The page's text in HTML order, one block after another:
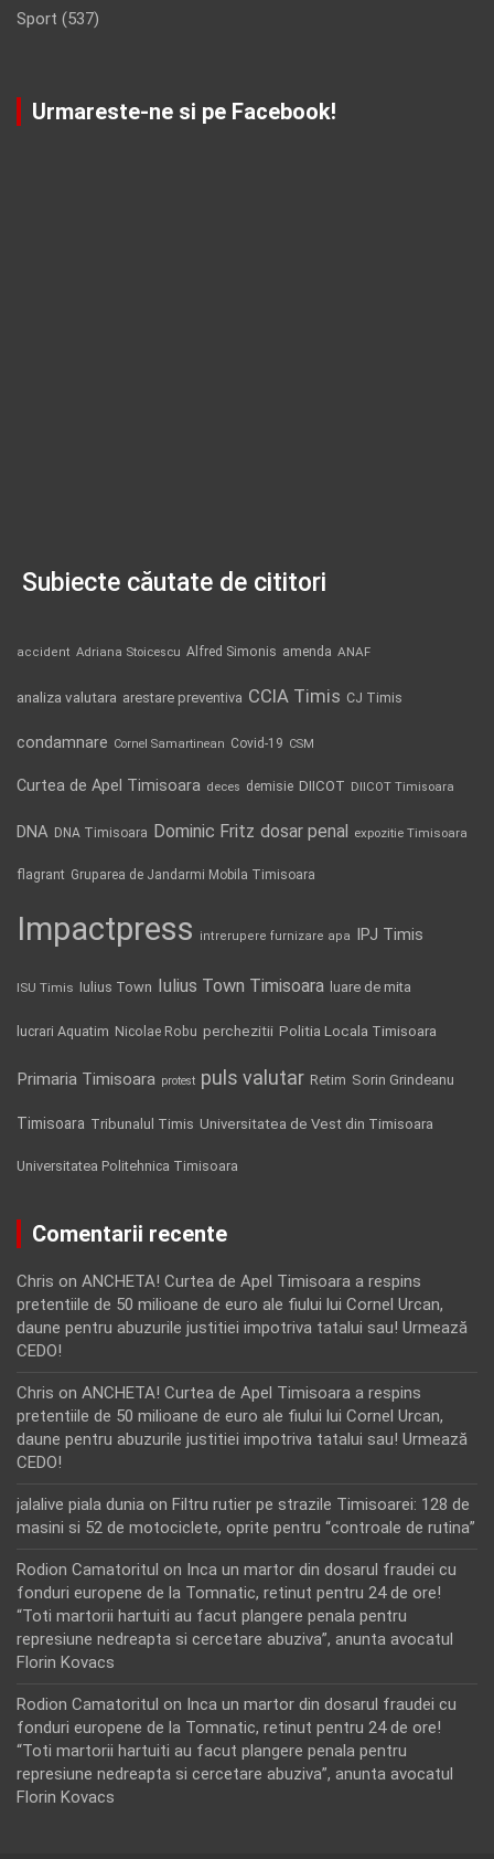
Sport (537)
Urmareste-ne si pe Facebook!
Subiecte căutate de cititori
accident Adriana Stoicescu Alfred Simonis amenda ANAF
analiza valutara arestare preventiva CCIA Timis CJ Timis
condamnare Cornel Samartinean Covid-19 CSM
Curtea de Apel Timisoara deces demisie DIICOT DIICOT Timisoara
DNA DNA Timisoara Dominic Fritz dosar penal expozitie Timisoara
flagrant Gruparea de Jandarmi Mobila Timisoara
Impactpress intrerupere furnizare apa IPJ Timis
ISU Timis Iulius Town Iulius Town Timisoara luare de mita
lucrari Aquatim Nicolae Robu perchezitii Politia Locala Timisoara
Primaria Timisoara protest puls valutar Retim Sorin Grindeanu
Timisoara Tribunalul Timis Universitatea de Vest din Timisoara
Universitatea Politehnica Timisoara
Comentarii recente
Chris on ANCHETA! Curtea de Apel Timisoara a respins
pretentiile de 50 milioane de euro ale fiului lui Cornel Urcan,
daune pentru abuzurile justitiei impotriva tatalui sau! Urmează
CEDO!
Chris on ANCHETA! Curtea de Apel Timisoara a respins
pretentiile de 50 milioane de euro ale fiului lui Cornel Urcan,
daune pentru abuzurile justitiei impotriva tatalui sau! Urmează
CEDO!
jalalive piala dunia on Filtru rutier pe strazile Timisoarei: 128 de
masini si 52 de motociclete, oprite pentru “controale de rutina”
Rodion Camatoritul on Inca un martor din dosarul fraudei cu
fonduri europene de la Tomnatic, retinut pentru 24 de ore!
“Toti martorii hartuiti au facut plangere penala pentru
represiune nedreapta si cercetare abuziva”, anunta avocatul
Florin Kovacs
Rodion Camatoritul on Inca un martor din dosarul fraudei cu
fonduri europene de la Tomnatic, retinut pentru 24 de ore!
“Toti martorii hartuiti au facut plangere penala pentru
represiune nedreapta si cercetare abuziva”, anunta avocatul
Florin Kovacs